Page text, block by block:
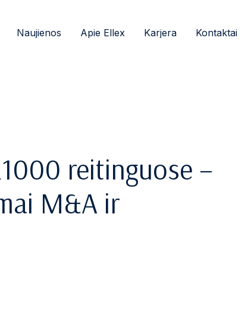
Naujienos Apie Ellex Karjera Kontaktai
reitinguose –
M&A ir